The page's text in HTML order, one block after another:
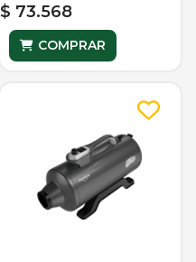
$ 73.568
COMPRAR